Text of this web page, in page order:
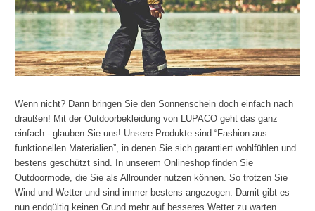
Wenn nicht? Dann bringen Sie den Sonnenschein doch einfach nach
draußen! Mit der Outdoorbekleidung von LUPACO geht das ganz
einfach - glauben Sie uns! Unsere Produkte sind “Fashion aus
funktionellen Materialien”, in denen Sie sich garantiert wohlfühlen und
bestens geschützt sind. In unserem Onlineshop finden Sie
Outdoormode, die Sie als Allrounder nutzen können. So trotzen Sie
Wind und Wetter und sind immer bestens angezogen. Damit gibt es
nun endgültig keinen Grund mehr auf besseres Wetter zu warten.